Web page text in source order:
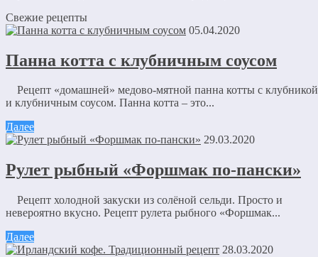
Свежие рецепты
05.04.2020
Панна котта с клубничным соусом
Рецепт «домашней» медово-мятной панна котты с клубникой
и клубничным соусом. Панна котта – это...
Далее
29.03.2020
Рулет рыбный «Форшмак по-пански»
Рецепт холодной закуски из солёной сельди. Просто и
невероятно вкусно. Рецепт рулета рыбного «Форшмак...
Далее
28.03.2020